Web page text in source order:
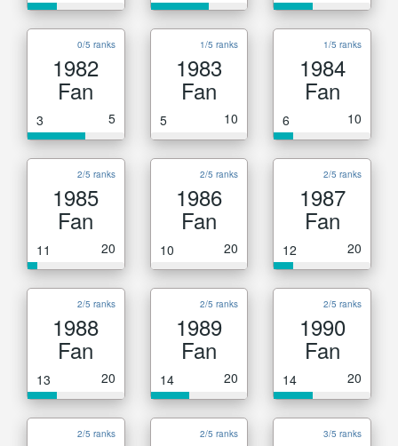
0/5 ranks
1982
Fan
3 5
1/5 ranks
1983
Fan
5 10
1/5 ranks
1984
Fan
6 10
2/5 ranks
1985
Fan
11 20
2/5 ranks
1986
Fan
10 20
2/5 ranks
1987
Fan
12 20
2/5 ranks
1988
Fan
13 20
2/5 ranks
1989
Fan
14 20
2/5 ranks
1990
Fan
14 20
2/5 ranks 2/5 ranks 3/5 ranks